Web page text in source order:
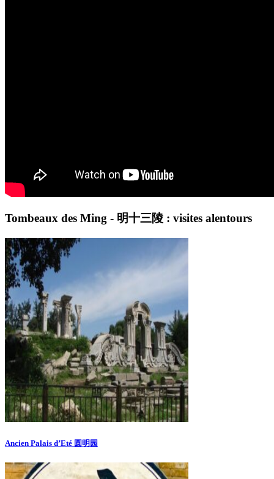
Tombeaux des Ming - 明十三陵 : visites alentours
Ancien Palais d’Eté 圆明园